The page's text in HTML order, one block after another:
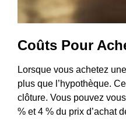
Coûts Pour
Lorsque vous achetez
plus que l’hypothèque.
clôture. Vous pouvez
% et 4 % du prix d’achat